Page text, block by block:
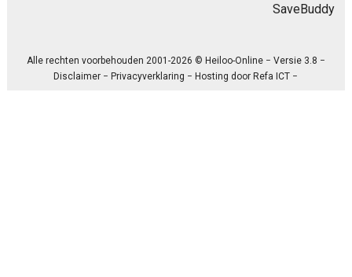
SaveBuddy
Alle rechten voorbehouden 2001-2026 © Heiloo-Online − Versie 3.8 −
Disclaimer −Privacyverklaring − Hosting doorRefa ICT −